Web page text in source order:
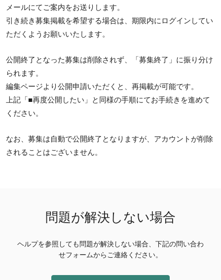
メールにてご案内をお送りします。
引き続き募集掲載を希望する場合は、期限内にログインしてい
ただくようお願いいたします。
公開終了となった募集は削除されず、「募集終了」に振り分け
られます。
編集ページより公開申請いただくと、再掲載が可能です。
上記「■再度公開したい」と同様の手順にてお手続きを進めて
ください。
なお、募集は自動で公開終了となりますが、アカウントが削除
されることはございません。
問題が解決しない場合
ヘルプを参照しても問題が解決しない場合、下記の問い合わ
せフォームからご連絡ください。